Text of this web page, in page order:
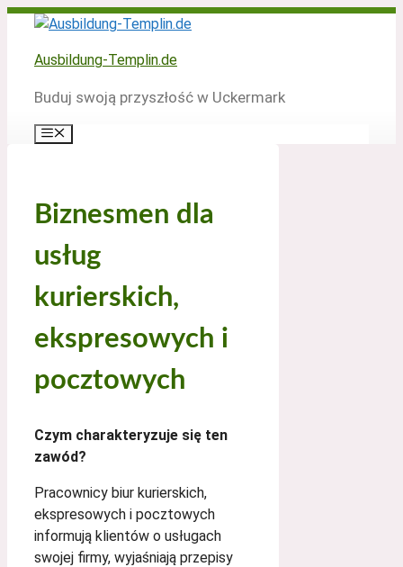
Zum
springen
Ausbildung-Templin.de
Buduj swoją przyszłość w Uckermark
Menü
Biznesmen dla
usług
kurierskich,
ekspresowych i
pocztowych
Czym charakteryzuje się ten
zawód?
Pracownicy biur kurierskich,
ekspresowych i pocztowych
informują klientów o usługach
swojej firmy, wyjaśniają przepisy